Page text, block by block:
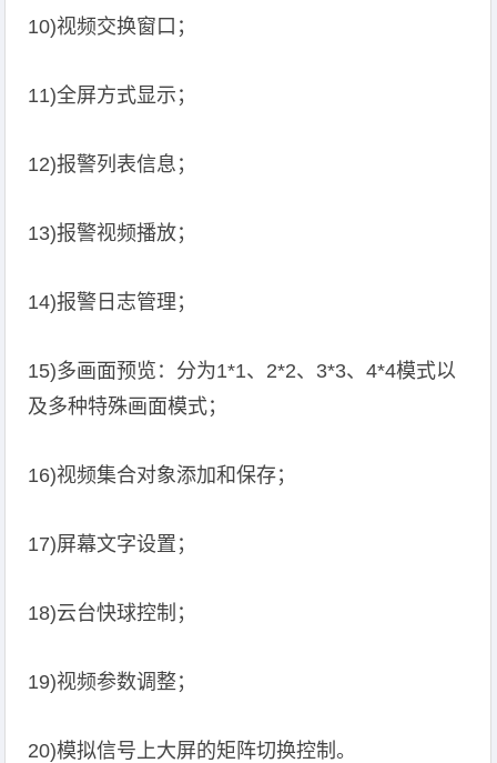
10)视频交换窗口；
11)全屏方式显示；
12)报警列表信息；
13)报警视频播放；
14)报警日志管理；
15)多画面预览：分为1*1、2*2、3*3、4*4模式以
及多种特殊画面模式；
16)视频集合对象添加和保存；
17)屏幕文字设置；
18)云台快球控制；
19)视频参数调整；
20)模拟信号上大屏的矩阵切换控制。